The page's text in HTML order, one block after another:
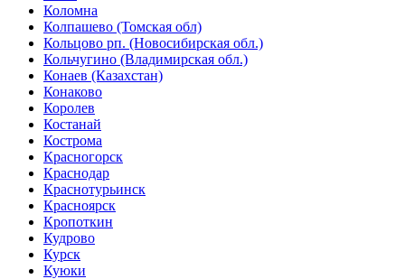
Коломна
Колпашево (Томская обл)
Кольцово рп. (Новосибирская обл.)
Кольчугино (Владимирская обл.)
Конаев (Казахстан)
Конаково
Королев
Костанай
Кострома
Красногорск
Краснодар
Краснотурьинск
Красноярск
Кропоткин
Кудрово
Курск
Куюки